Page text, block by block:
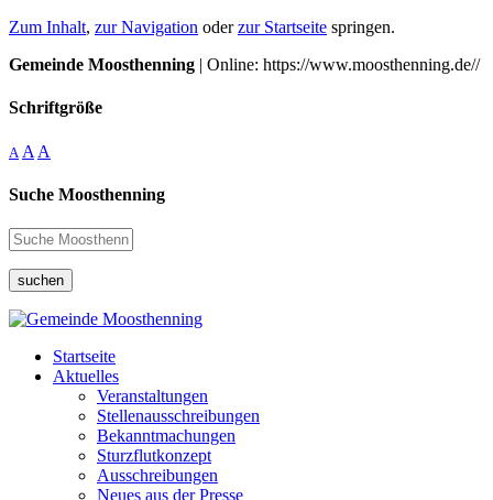
Zum Inhalt, zur Navigation oderzur Startseite springen.
Gemeinde Moosthenning | Online: https://www.moosthenning.de//
Schriftgröße
A A A
Suche Moosthenning
suchen
Startseite
Aktuelles
Veranstaltungen
Stellenausschreibungen
Bekanntmachungen
Sturzflutkonzept
Ausschreibungen
Neues aus der Presse